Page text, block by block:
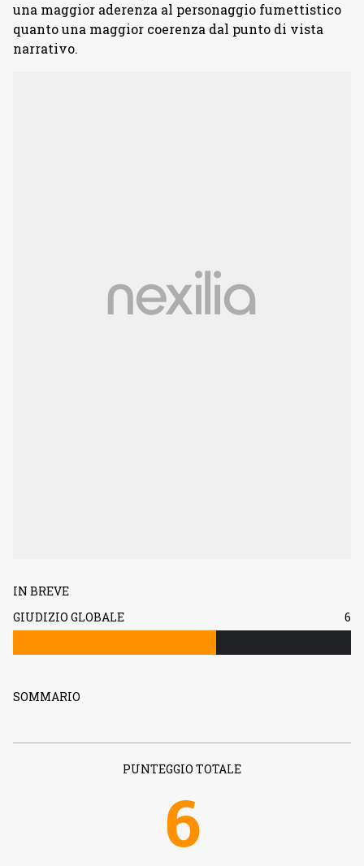
una maggior aderenza al personaggio fumettistico
quanto una maggior coerenza dal punto di vista
narrativo.
IN BREVE
GIUDIZIO GLOBALE
6
SOMMARIO
PUNTEGGIO TOTALE
6